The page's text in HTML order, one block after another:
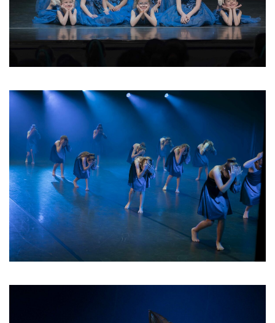
02 2026
04 2026